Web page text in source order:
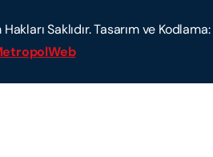
Saklıdır. Tasarım ve Kodlama: